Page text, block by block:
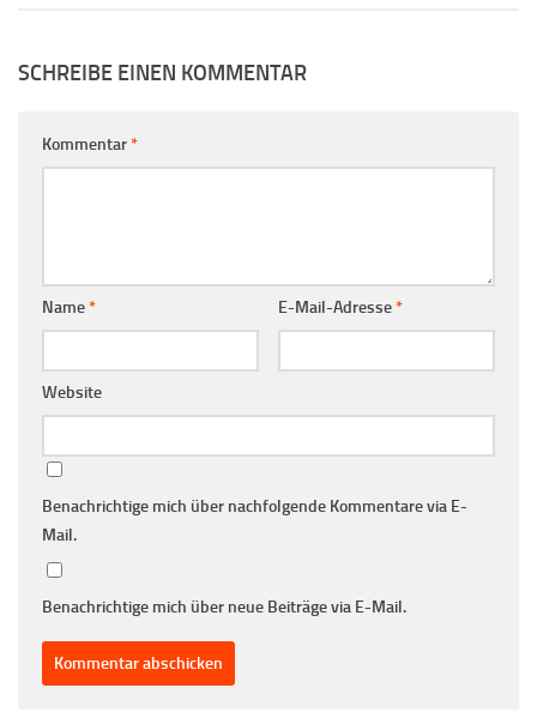
SCHREIBE EINEN KOMMENTAR
Kommentar*
Name* E-Mail-Adresse*
Website
Benachrichtige mich über nachfolgende Kommentare via E-
Mail.
Benachrichtige mich über neue Beiträge via E-Mail.